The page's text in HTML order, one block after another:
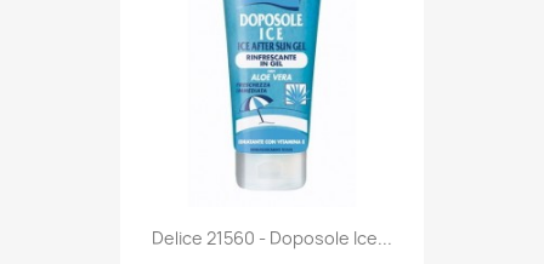
Anteprima
Delice 21560 - Doposole Ice...